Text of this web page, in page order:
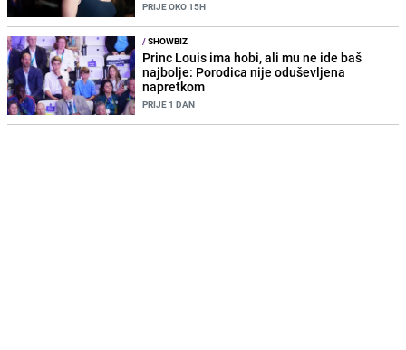
PRIJE OKO 15H
/SHOWBIZ
Princ Louis ima hobi, ali mu ne ide baš
najbolje: Porodica nije oduševljena
napretkom
PRIJE 1 DAN